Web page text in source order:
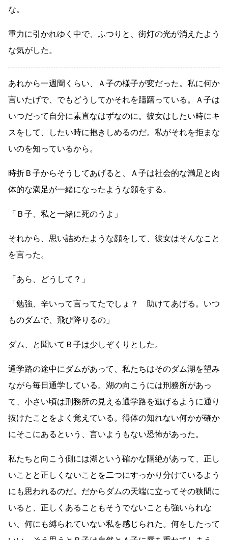
な。
重力に引かれゆく中で、ふつりと、街灯の光が消えたよう
な気がした。
あれから一週間くらい、Ａ子の様子が変だった。私に何か
言いたげで、でもどうしてかそれを躊躇っている。Ａ子は
いつだって自分に素直なはずなのに。彼女はしたい時にキ
スをして、したい時に抱きしめるのだ。私がそれを拒まな
いのを知っているから。
時折Ｂ子からそうしてあげると、Ａ子は社会的な満足と肉
体的な満足が一緒になったような顔をする。
「Ｂ子、私と一緒に死のうよ」
それから、思い詰めたような顔をして、彼女はそんなこと
を言った。
「あら、どうして？」
「勉強、辛いって言ってたでしょ？ 助けてあげる。いつ
ものダムで、飛び降りるの」
ダム、と聞いてＢ子は少しぞくりとした。
通学路の途中にダムがあって、私たちはそのダム湖を望み
ながら毎日通学している。湖の向こうには刑務所があっ
て、小さい頃は刑務所の見える通学路を逃げるように通り
抜けたことをよく覚えている。得体の知れない何かが確か
にそこにあるという、言いようもない恐怖があった。
私たちと向こう側には湖という確かな隔絶があって、正し
いことと正しくないことを二つにすっかり分けているよう
にも思われるのだ。だからダムの天端に立ってその狭間に
いると、正しくあることもそうでないことも強いられな
い、何にも縛られていない私を感じられた。何をしたって